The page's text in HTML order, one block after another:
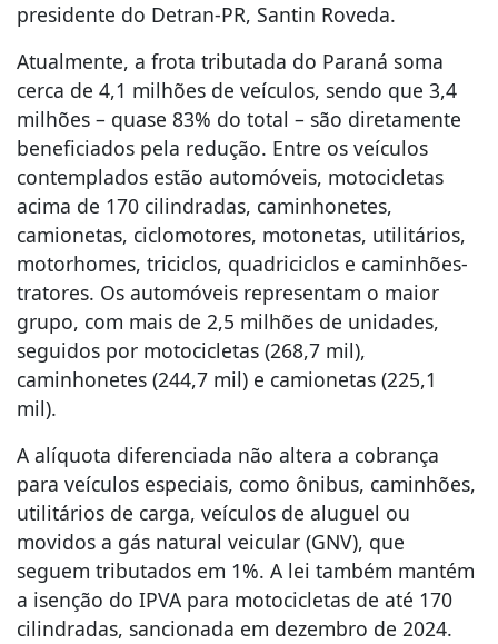
presidente do Detran-PR, Santin Roveda.
Atualmente, a frota tributada do Paraná soma
cerca de 4,1 milhões de veículos, sendo que 3,4
milhões – quase 83% do total – são diretamente
beneficiados pela redução. Entre os veículos
contemplados estão automóveis, motocicletas
acima de 170 cilindradas, caminhonetes,
camionetas, ciclomotores, motonetas, utilitários,
motorhomes, triciclos, quadriciclos e caminhões-
tratores. Os automóveis representam o maior
grupo, com mais de 2,5 milhões de unidades,
seguidos por motocicletas (268,7 mil),
caminhonetes (244,7 mil) e camionetas (225,1
mil).
A alíquota diferenciada não altera a cobrança
para veículos especiais, como ônibus, caminhões,
utilitários de carga, veículos de aluguel ou
movidos a gás natural veicular (GNV), que
seguem tributados em 1%. A lei também mantém
a isenção do IPVA para motocicletas de até 170
cilindradas, sancionada em dezembro de 2024.